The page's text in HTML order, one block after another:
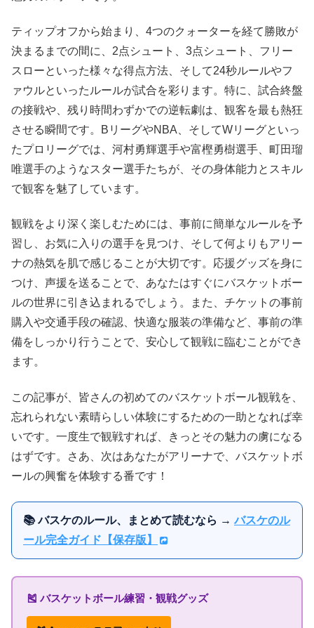
ティップオフから始まり、4つのクォーターを経て勝敗が
決まるまでの間に、2点シュート、3点シュート、フリー
スローといった様々な得点方法、そして24秒ルールやフ
ァウルといったルールが試合を彩ります。特に、試合終盤
の接戦や、残り時間わずかでの逆転劇は、観客を最も熱狂
させる瞬間です。BリーグやNBA、そしてWリーグといっ
たプロリーグでは、河村勇輝選手や富樫勇樹選手、町田瑠
唯選手のようなスター選手たちが、その身体能力とスキル
で観客を魅了しています。
観戦をより深く楽しむためには、事前に簡単なルールを予
習し、お気に入りの選手を見つけ、そして何よりもアリー
ナの熱気を肌で感じることが大切です。応援グッズを身に
つけ、声援を送ることで、あなたはすぐにバスケットボー
ルの世界に引き込まれるでしょう。また、チケットの事前
購入や交通手段の確認、快適な服装の準備など、事前の準
備をしっかり行うことで、安心して観戦に臨むことができ
ます。
この記事が、皆さんの初めてのバスケットボール観戦を、
忘れられない素晴らしい体験にするための一助となれば幸
いです。一度生で観戦すれば、きっとその魅力の虜になる
はずです。さあ、次はあなたがアリーナで、バスケットボ
ールの興奮を体験する番です！
📚 バスケのルール、まとめて読むなら →バスケのル
ール完全ガイド【保存版】
🎽 バスケットボール練習・観戦グッズ